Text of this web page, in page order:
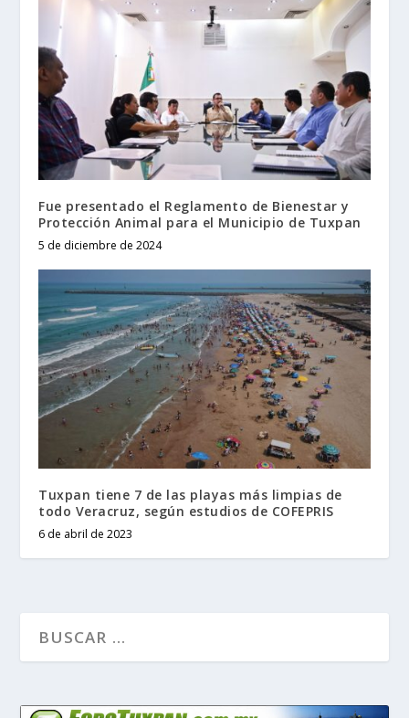
Fue presentado el Reglamento de Bienestar y
Protección Animal para el Municipio de Tuxpan
5 de diciembre de 2024
Tuxpan tiene 7 de las playas más limpias de
todo Veracruz, según estudios de COFEPRIS
6 de abril de 2023